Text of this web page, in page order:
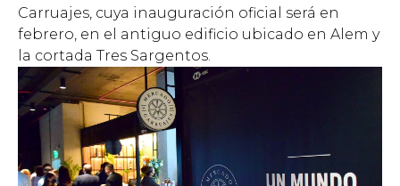
Carruajes, cuya inauguración oficial será en
febrero, en el antiguo edificio ubicado en Alem y
la cortada Tres Sargentos.